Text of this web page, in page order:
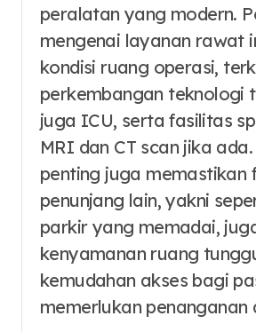
peralatan yang modern.
mengenai layanan rawat
kondisi ruang operasi,
perkembangan teknologi
juga ICU, serta fasilitas
MRI dan CT scan jika
penting juga memastikan
penunjang lain, yakni
parkir yang memadai,
kenyamanan ruang
kemudahan akses bagi
memerlukan penanganan